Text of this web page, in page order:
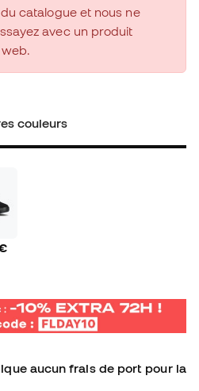
catalogue et nous ne
avec un produit
couleurs
aucun frais de port pour la